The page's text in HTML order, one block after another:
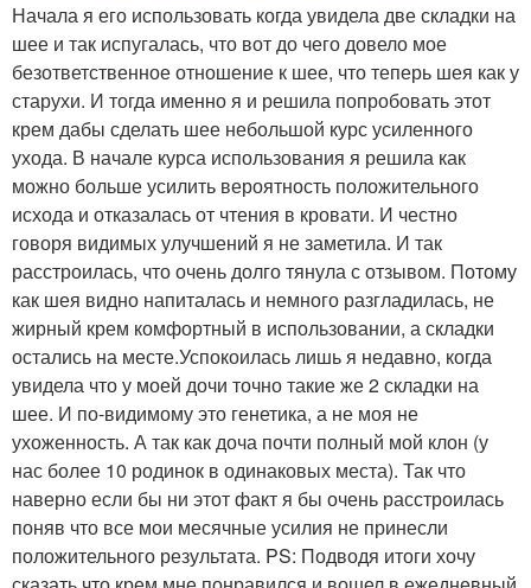
Начала я его использовать когда увидела две складки на
шее и так испугалась, что вот до чего довело мое
безответственное отношение к шее, что теперь шея как у
старухи. И тогда именно я и решила попробовать этот
крем дабы сделать шее небольшой курс усиленного
ухода. В начале курса использования я решила как
можно больше усилить вероятность положительного
исхода и отказалась от чтения в кровати. И честно
говоря видимых улучшений я не заметила. И так
расстроилась, что очень долго тянула с отзывом. Потому
как шея видно напиталась и немного разгладилась, не
жирный крем комфортный в использовании, а складки
остались на месте.Успокоилась лишь я недавно, когда
увидела что у моей дочи точно такие же 2 складки на
шее. И по-видимому это генетика, а не моя не
ухоженность. А так как доча почти полный мой клон (у
нас более 10 родинок в одинаковых места). Так что
наверно если бы ни этот факт я бы очень расстроилась
поняв что все мои месячные усилия не принесли
положительного результата. PS: Подводя итоги хочу